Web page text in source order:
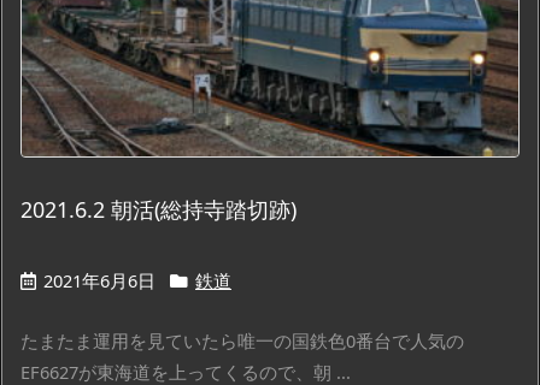
2021.6.2 朝活(総持寺踏切跡)
2021年6月6日 鉄道
たまたま運用を見ていたら唯一の国鉄色0番台で人気の
EF6627が東海道を上ってくるので、朝 ...